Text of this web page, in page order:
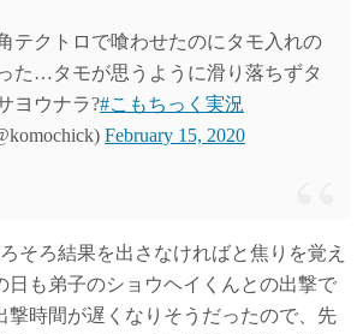
テクトロで喰わせたのにタモ入れの
た…タモが思うように滑り落ちずタ
ヨウナラ?#こもちっく実況
February 15, 2020
そろ結果を出さなければと焦りを覚え
日も弟子のショウヘイくんとの出撃で
撃時間が遅くなりそうだったので、先